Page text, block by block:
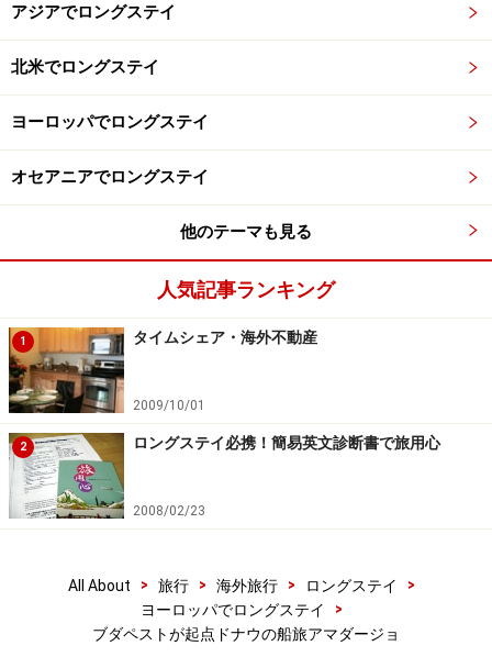
アジアでロングステイ
北米でロングステイ
ヨーロッパでロングステイ
オセアニアでロングステイ
他のテーマも見る
人気記事ランキング
1 タイムシェア・海外不動産
2009/10/01
2 ロングステイ必携！簡易英文診断書で旅用心
2008/02/23
All About > 旅行 > 海外旅行 > ロングステイ
>
ヨーロッパでロングステイ
>
ブダペストが起点ドナウの船旅アマダージョ